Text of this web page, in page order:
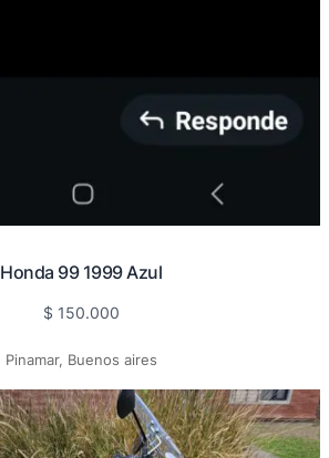
Honda 99 1999 Azul
$ 150.000
Pinamar, Buenos aires